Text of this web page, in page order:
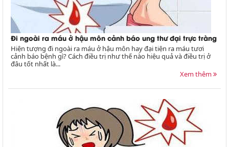
Đi ngoài ra máu ở hậu môn cảnh báo ung thư đại trực tràng
Hiện tượng đi ngoài ra máu ở hậu môn hay đại tiện ra máu tươi
cảnh báo bệnh gì? Cách điều trị như thế nào hiệu quả và điều trị ở
đâu tốt nhất là...
Xem thêm